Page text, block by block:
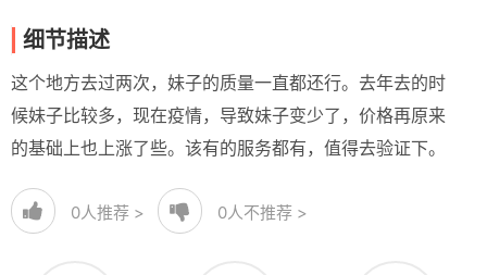
细节描述
这个地方去过两次，妹子的质量一直都还行。去年去的时
候妹子比较多，现在疫情，导致妹子变少了，价格再原来
的基础上也上涨了些。该有的服务都有，值得去验证下。
0人推荐 > 0人不推荐 >